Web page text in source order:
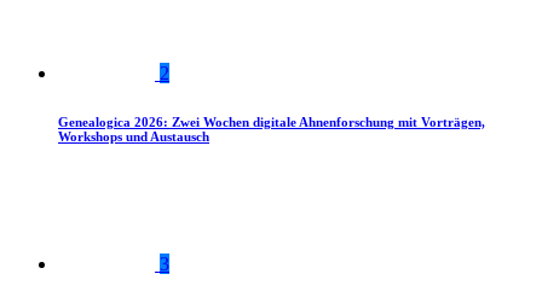
2
Genealogica 2026: Zwei Wochen digitale Ahnenforschung mit Vorträgen,
Workshops und Austausch
3